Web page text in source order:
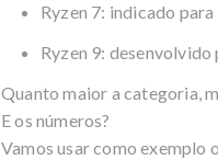
Ryzen 7: indicado
Ryzen 9: desenvolvido
Quanto maior a categoria,
E os números?
Vamos usar como exemplo o